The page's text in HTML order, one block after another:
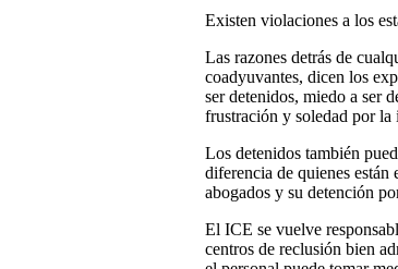
Existen violaciones a los
Las razones detrás de
coadyuvantes, dicen los
ser detenidos, miedo a ser
frustración y soledad por la
Los detenidos también
diferencia de quienes
abogados y su detención
El ICE se vuelve
centros de reclusión bien